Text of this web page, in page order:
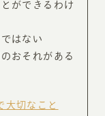
ができるわけ
はない
おそれがある
大切なこと